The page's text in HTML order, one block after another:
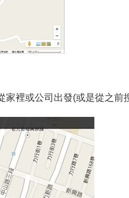
裡或公司出發(或是從之前